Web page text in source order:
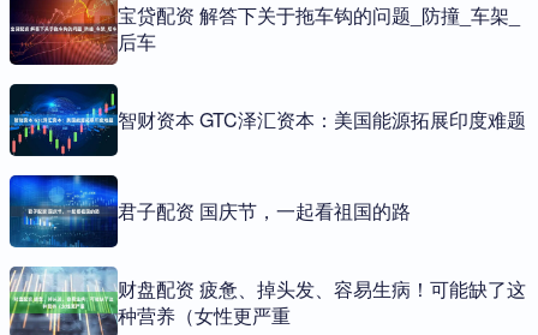
宝贷配资 解答下关于拖车钩的问题_防撞_车架_
后车
智财资本 GTC泽汇资本：美国能源拓展印度难题
君子配资 国庆节，一起看祖国的路
财盘配资 疲惫、掉头发、容易生病！可能缺了这
种营养（女性更严重